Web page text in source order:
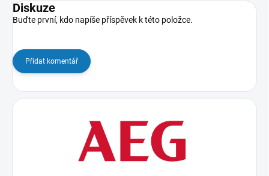
Diskuze
Buďte první, kdo napíše příspěvek k této položce.
Přidat komentář